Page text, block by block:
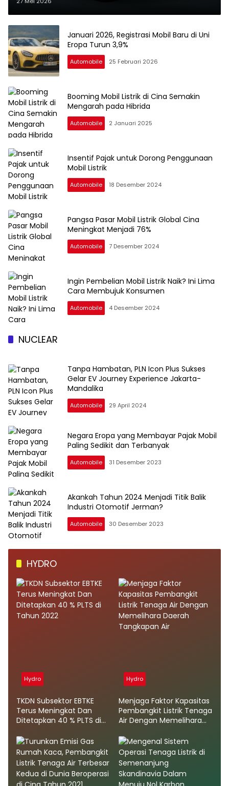
Januari 2026, Registrasi Mobil Baru di Uni
Eropa Turun 3,9%
Automobile 25 Februari 2026
Booming Mobil Listrik di Cina Semakin
Mengarah pada Hibrida
Automobile 2 Januari 2025
Insentif Pajak untuk Dorong Penggunaan
Mobil Listrik
Automobile 18 Desember 2024
Pangsa Pasar Mobil Listrik Global Cina
Meningkat Menjadi 76%
Automobile 7 Desember 2024
Ingin Pembelian Mobil Listrik Naik? Ini Lima
Cara Membujuk Konsumen
Automobile 4 Desember 2024
NUCLEAR
Tanpa Hambatan, PLN Icon Plus Sukses
Gelar EV Journey Experience Jakarta-
Mandalika
Automobile 29 April 2024
Negara Eropa yang Membayar Pajak Mobil
Paling Sedikit dan Terbanyak
Automobile 31 Desember 2023
Akankah Tahun 2024 Menjadi Titik Balik
Industri Otomotif Jerman?
Automobile 30 Desember 2023
HYDRO
Hydro
TKDN Subsektor EBTKE
Terus Meningkat Dan
Ditetapkan 40 % PLTS di
Hydro
Menjaga Faktor Kapasitas
Pembangkit Listrik Tenaga
Air Dengan Memelihara